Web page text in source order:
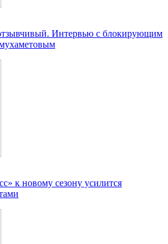
Интервью с блокирующим
к новому сезону усилится